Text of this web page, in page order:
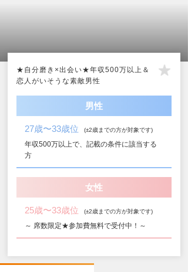
★自分磨き×出会い★年収500万以上＆
恋人がいそうな素敵男性
男性
27歳〜33歳位 (±2歳までの方が対象です)
年収500万以上で、記載の条件に該当する
方
女性
25歳〜33歳位 (±2歳までの方が対象です)
～ 席数限定★参加費無料で受付中！～